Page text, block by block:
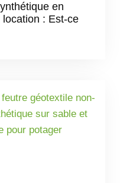
en
: Est-ce